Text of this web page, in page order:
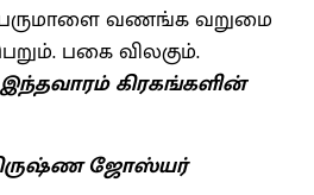
வணங்க வறுமை
பகை விலகும்.
இந்தவாரம் கிரகங்களின்
ஜோஸ்யர்